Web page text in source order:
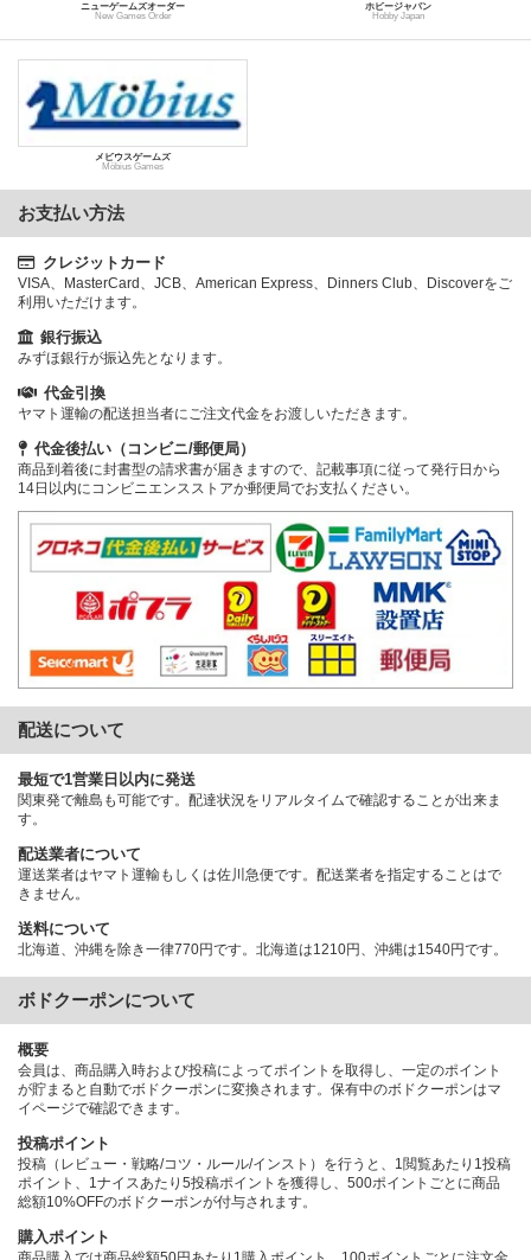
ニューゲームズオーダー
New Games Order
ホビージャパン
Hobby Japan
メビウスゲームズ
Möbius Games
お支払い方法
クレジットカード
VISA、MasterCard、JCB、American Express、Dinners Club、Discoverをご
利用いただけます。
銀行振込
みずほ銀行が振込先となります。
代金引換
ヤマト運輸の配送担当者にご注文代金をお渡しいただきます。
代金後払い（コンビニ/郵便局）
商品到着後に封書型の請求書が届きますので、記載事項に従って発行日から
14日以内にコンビニエンスストアか郵便局でお支払ください。
配送について
最短で1営業日以内に発送
関東発で離島も可能です。配達状況をリアルタイムで確認することが出来ま
す。
配送業者について
運送業者はヤマト運輸もしくは佐川急便です。配送業者を指定することはで
きません。
送料について
北海道、沖縄を除き一律770円です。北海道は1210円、沖縄は1540円です。
ボドクーポンについて
概要
会員は、商品購入時および投稿によってポイントを取得し、一定のポイント
が貯まると自動でボドクーポンに変換されます。保有中のボドクーポンはマ
イページで確認できます。
投稿ポイント
投稿（レビュー・戦略/コツ・ルール/インスト）を行うと、1閲覧あたり1投稿
ポイント、1ナイスあたり5投稿ポイントを獲得し、500ポイントごとに商品
総額10%OFFのボドクーポンが付与されます。
購入ポイント